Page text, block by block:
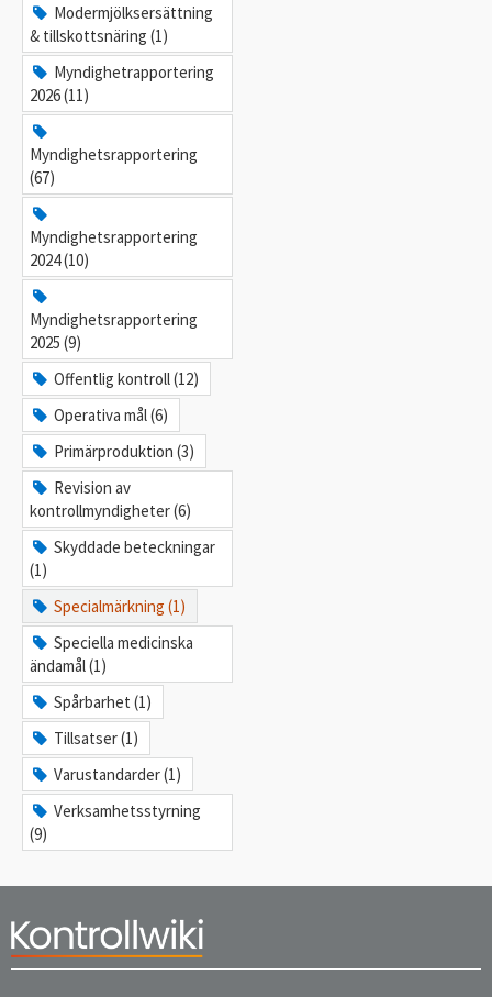
Modermjölksersättning
& tillskottsnäring (1)
Myndighetrapportering
2026 (11)
Myndighetsrapportering
(67)
Myndighetsrapportering
2024 (10)
Myndighetsrapportering
2025 (9)
Offentlig kontroll (12)
Operativa mål (6)
Primärproduktion (3)
Revision av
kontrollmyndigheter (6)
Skyddade beteckningar
(1)
Specialmärkning (1)
Speciella medicinska
ändamål (1)
Spårbarhet (1)
Tillsatser (1)
Varustandarder (1)
Verksamhetsstyrning
(9)